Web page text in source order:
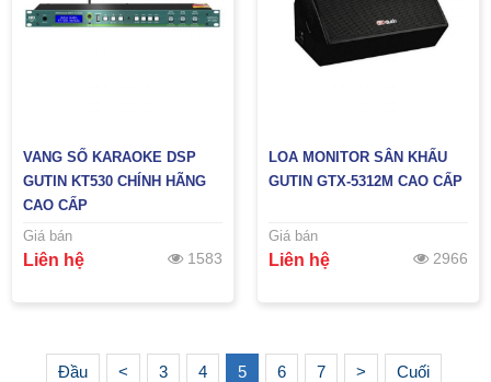
VANG SỐ KARAOKE DSP
GUTIN KT530 CHÍNH HÃNG
CAO CẤP
Giá bán
Liên hệ 1583
LOA MONITOR SÂN KHẤU
GUTIN GTX-5312M CAO CẤP
Giá bán
Liên hệ 2966
Đầu < 3 4 5 6 7 > Cuối